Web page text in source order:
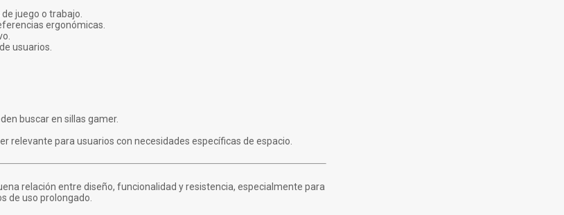
juego o trabajo.
ergonómicas.
usuarios.
buscar en sillas gamer.
relevante para usuarios con necesidades específicas de espacio.
relación entre diseño, funcionalidad y resistencia, especialmente para
de uso prolongado.